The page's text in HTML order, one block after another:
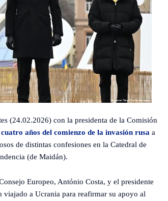
(24.02.2026) con la presidenta de la Comisión
años del comienzo de la invasión rusa a
de distintas confesiones en la Catedral de
(de Maidán).
Europeo, António Costa, y el presidente
viajado a Ucrania para reafirmar su apoyo al